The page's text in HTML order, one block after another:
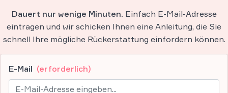
Dauert nur wenige Minuten. Einfach E-Mail-Adresse
eintragen und wir schicken Ihnen eine Anleitung, die Sie
schnell Ihre mögliche Rückerstattung einfordern können.
E-Mail (erforderlich)